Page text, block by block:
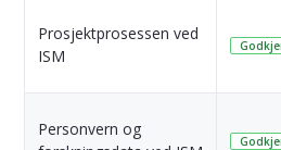
Prosjektprosessen ved
ISM
Personvern og